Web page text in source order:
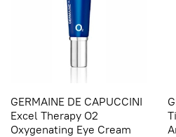
GERMAINE DE CAPUCCINI
Excel Therapy O2
Oxygenating Eye Cream